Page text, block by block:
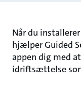
Når du
hjælper Guided
appen dig med
idriftsættelse